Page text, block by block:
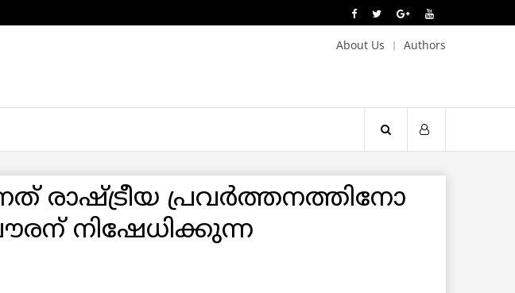
About Us Authors
രാഷ്ട്രീയ പ്രവര്‍ത്തനത്തിനോ
നിഷേധിക്കുന്ന